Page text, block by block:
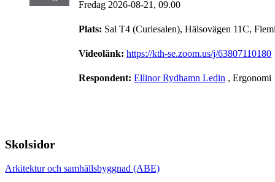
Fredag 2026-08-21, 09.00
Plats: Sal T4 (Curiesalen), Hälsovägen 11C,
Videolänk: https://kth-se.zoom.us/j/63807110180
Respondent: Ellinor Rydhamn Ledin , Ergonomi
Skolsidor
Arkitektur och samhällsbyggnad (ABE)